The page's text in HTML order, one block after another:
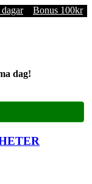
Bonus 100kr
dag!